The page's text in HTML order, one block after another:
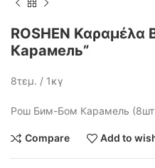
ROSHEN Καραμέλα
Карамель”
8τεμ. / 1κγ
Рош Бим-Бом Карамель
Compare Add to